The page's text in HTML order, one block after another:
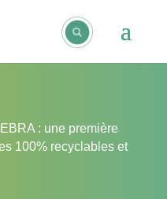
: une première
100% recyclables et